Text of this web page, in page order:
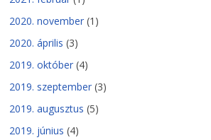
2020. november (1)
2020. április (3)
2019. október (4)
2019. szeptember (3)
2019. augusztus (5)
2019. június (4)